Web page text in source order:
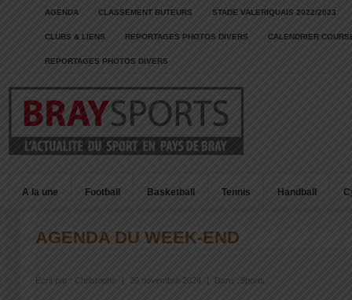
AGENDA CLASSEMENT BUTEURS STADE VALERIQUAIS 2022/2023
CLUBS & LIENS REPORTAGES PHOTOS DIVERS CALENDRIER
REPORTAGES PHOTOS DIVERS
A la une Football Basketball Tennis Handball
AGENDA DU WEEK-END
Écrit par : Christophe 20 novembre 2024 Dans : Sports